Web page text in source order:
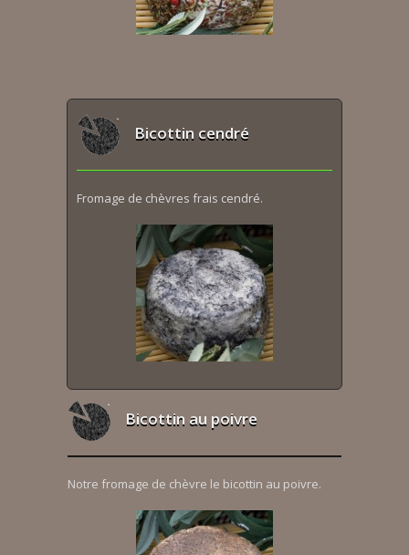
Bicottin cendré
Fromage de chèvres frais cendré.
Bicottin au poivre
Notre fromage de chèvre le bicottin au poivre.